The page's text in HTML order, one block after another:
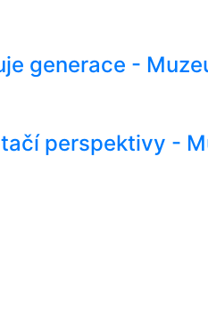
generace -
perspektivy -